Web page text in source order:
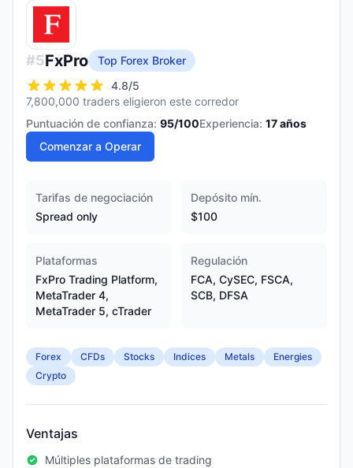
#5FxPro
Top Forex Broker
4.8/5
7,800,000 traders eligieron este corredor
Puntuación de confianza: 95/100Experiencia: 17años
Comenzar a Operar
Tarifas de negociación
Spread only
Depósito mín.
$100
Plataformas
FxPro Trading Platform,
MetaTrader 4,
MetaTrader 5, cTrader
Regulación
FCA, CySEC, FSCA,
SCB, DFSA
Forex CFDs Stocks Indices Metals
Energies
Crypto
Ventajas
Múltiples plataformas de trading